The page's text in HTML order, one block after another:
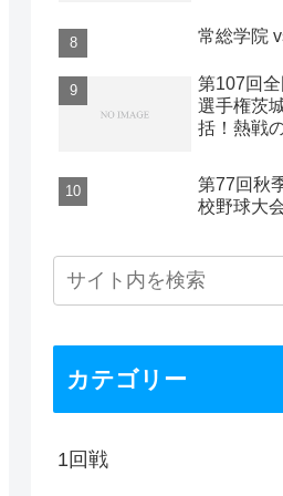
常総学院
第107回
選手権茨
括！熱戦
第77回秋
校野球大
カテゴリー
1回戦